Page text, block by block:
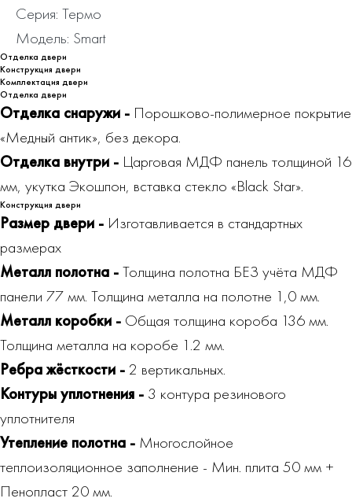
Серия: Термо
Модель: Smart
Отделка двери
Конструкция двери
Комплектация двери
Отделка двери
Отделка снаружи - Порошково-полимерное покрытие
«Медный антик», без декора.
Отделка внутри - Царговая МДФ панель толщиной 16
мм, укутка Экошпон, вставка стекло «Black Star».
Конструкция двери
Размер двери - Изготавливается в стандартных
размерах
Металл полотна -Толщина полотна БЕЗ учёта МДФ
панели 77 мм. Толщина металла на полотне 1,0 мм.
Металл коробки - Общая толщина короба 136 мм.
Толщина металла на коробе 1.2 мм.
Ребра жёсткости - 2 вертикальных.
Контуры уплотнения - 3 контура резинового
уплотнителя
Утепление полотна - Многослойное
теплоизоляционное заполнение - Мин. плита 50 мм +
Пенопласт 20 мм.